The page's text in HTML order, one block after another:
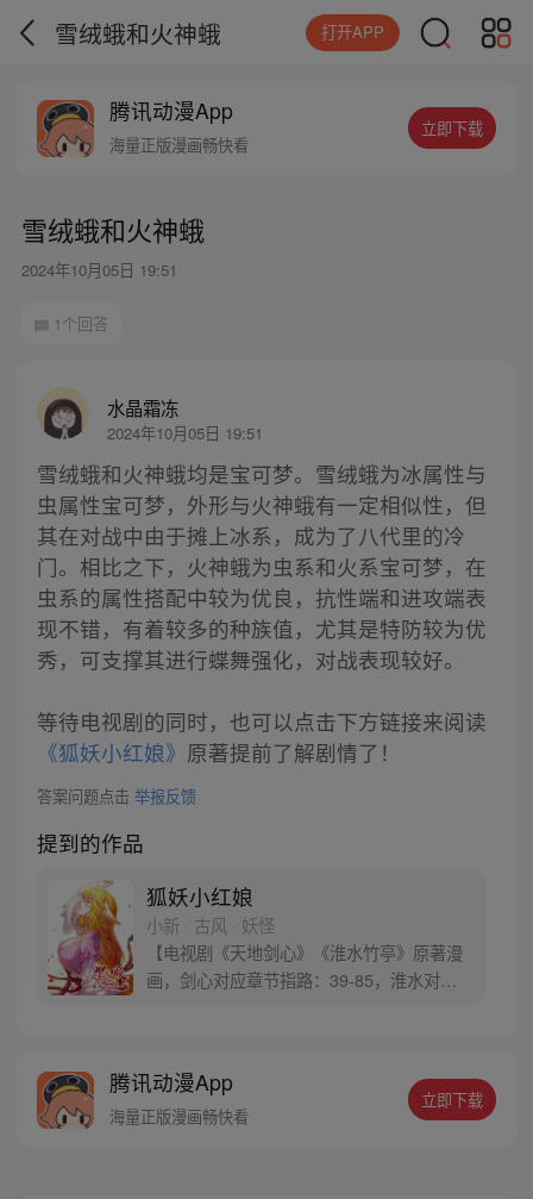
雪绒蛾和火神蛾 打开APP
腾讯动漫App
海量正版漫画畅快看
立即下载
雪绒蛾和火神蛾
2024年10月05日 19:51
1个回答
水晶霜冻
2024年10月05日 19:51
雪绒蛾和火神蛾均是宝可梦。雪绒蛾为冰属性与
虫属性宝可梦，外形与火神蛾有一定相似性，但
其在对战中由于摊上冰系，成为了八代里的冷
门。相比之下，火神蛾为虫系和火系宝可梦，在
虫系的属性搭配中较为优良，抗性端和进攻端表
现不错，有着较多的种族值，尤其是特防较为优
秀，可支撑其进行蝶舞强化，对战表现较好。
等待电视剧的同时，也可以点击下方链接来阅读
《狐妖小红娘》 原著提前了解剧情了！
答案问题点击 举报反馈
提到的作品
狐妖小红娘
小新 · 古风 · 妖怪
【电视剧《天地剑心》《淮水竹亭》原著漫
画，剑心对应章节指路：39-85，淮水对应
腾讯动漫App
海量正版漫画畅快看
立即下载